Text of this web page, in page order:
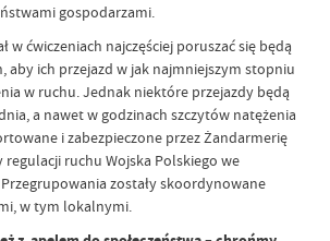
gospodarzami.
w ćwiczeniach najczęściej poruszać się będą
aby ich przejazd w jak najmniejszym stopniu
w ruchu. Jednak niektóre przejazdy będą
a nawet w godzinach szczytów natężenia
i zabezpieczone przez Żandarmerię
regulacji ruchu Wojska Polskiego we
zostały skoordynowane
w tym lokalnymi.